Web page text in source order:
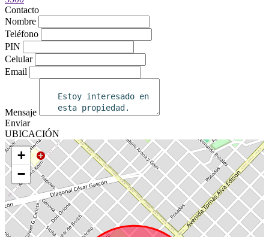
Contacto
Nombre
Teléfono
PIN
Celular
Email
Mensaje
Enviar
UBICACIÓN
+
−